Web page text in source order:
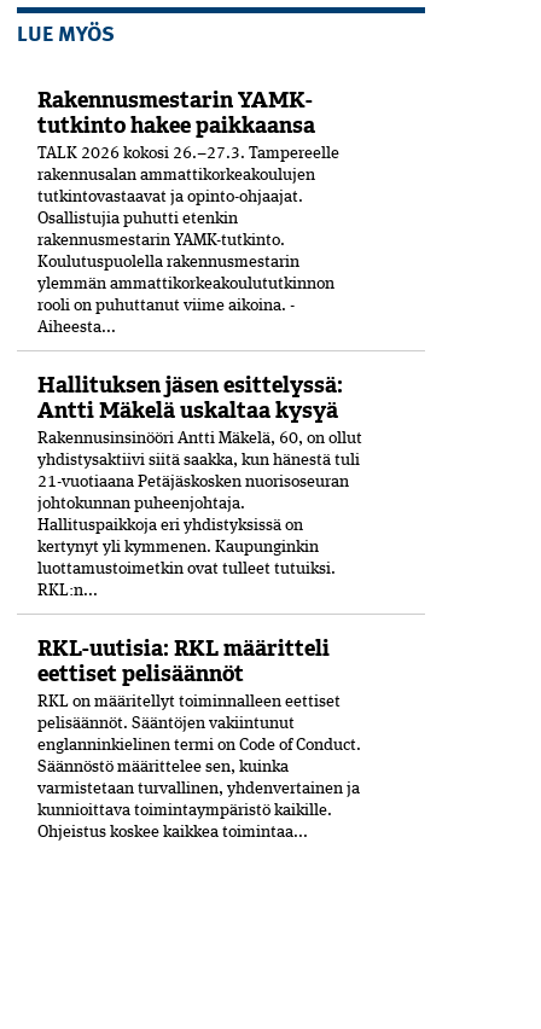
LUE MYÖS
Rakennusmestarin YAMK-
tutkinto hakee paikkaansa
TALK 2026 kokosi 26.–27.3. Tampereelle
rakennusalan ammattikorkeakoulujen
tutkintovastaavat ja opinto-ohjaajat.
Osallistujia puhutti etenkin
rakennusmestarin YAMK-tutkinto.
Koulutuspuolella rakennusmestarin
ylemmän ammattikorkeakoulututkinnon
rooli on puhuttanut viime ­aikoina. ­
Aiheesta...
Hallituksen jäsen esittelyssä:
Antti Mäkelä uskaltaa kysyä
Rakennusinsinööri Antti Mäkelä, 60, on ollut
yhdistysaktiivi siitä saakka, kun hänestä tuli
21-vuo­tiaana Petäjäskosken nuoriso­seuran
johtokunnan puheenjohtaja.
Hallituspaikkoja eri yhdistyksissä on
kertynyt yli kymmenen. Kaupunginkin
luottamustoimetkin ovat tulleet tutuiksi.
RKL:n...
RKL-uutisia: RKL määritteli
eettiset pelisäännöt
RKL on määritellyt toiminnalleen eettiset
peli­säännöt. Sääntöjen vakiintunut
englanninkielinen termi on Code of Conduct.
Säännöstö määrittelee sen, kuinka
varmistetaan turvallinen, yhdenvertainen ja
kun­nioittava toimintaympäristö kaikille.
Ohjeistus koskee kaikkea toimintaa...